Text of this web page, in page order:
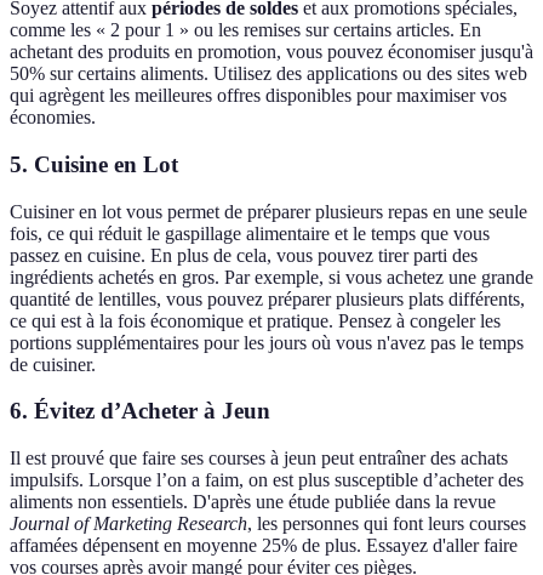
Soyez attentif aux périodes de soldes et aux promotions spéciales,
comme les « 2 pour 1 » ou les remises sur certains articles. En
achetant des produits en promotion, vous pouvez économiser jusqu'à
50% sur certains aliments. Utilisez des applications ou des sites web
qui agrègent les meilleures offres disponibles pour maximiser vos
économies.
5. Cuisine en Lot
Cuisiner en lot vous permet de préparer plusieurs repas en une seule
fois, ce qui réduit le gaspillage alimentaire et le temps que vous
passez en cuisine. En plus de cela, vous pouvez tirer parti des
ingrédients achetés en gros. Par exemple, si vous achetez une grande
quantité de lentilles, vous pouvez préparer plusieurs plats différents,
ce qui est à la fois économique et pratique. Pensez à congeler les
portions supplémentaires pour les jours où vous n'avez pas le temps
de cuisiner.
6. Évitez d’Acheter à Jeun
Il est prouvé que faire ses courses à jeun peut entraîner des achats
impulsifs. Lorsque l’on a faim, on est plus susceptible d’acheter des
aliments non essentiels. D'après une étude publiée dans la revue
Journal of Marketing Research, les personnes qui font leurs courses
affamées dépensent en moyenne 25% de plus. Essayez d'aller faire
vos courses après avoir mangé pour éviter ces pièges.